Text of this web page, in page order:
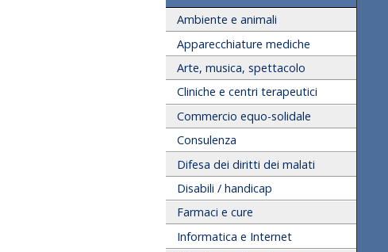
Ambiente e animali
Apparecchiature mediche
Arte, musica, spettacolo
Cliniche e centri terapeutici
Commercio equo-solidale
Consulenza
Difesa dei diritti dei malati
Disabili / handicap
Farmaci e cure
Informatica e Internet